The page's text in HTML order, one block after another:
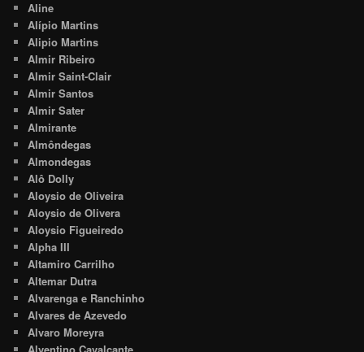
Aline
Alípio Martins
Alipio Martins
Almir Ribeiro
Almir Saint-Clair
Almir Santos
Almir Sater
Almirante
Almôndegas
Almondegas
Alô Dolly
Aloysio de Oliveira
Aloysio de Olivera
Aloysio Figueiredo
Alpha III
Altamiro Carrilho
Altemar Dutra
Alvarenga e Ranchinho
Alvares de Azevedo
Alvaro Moreyra